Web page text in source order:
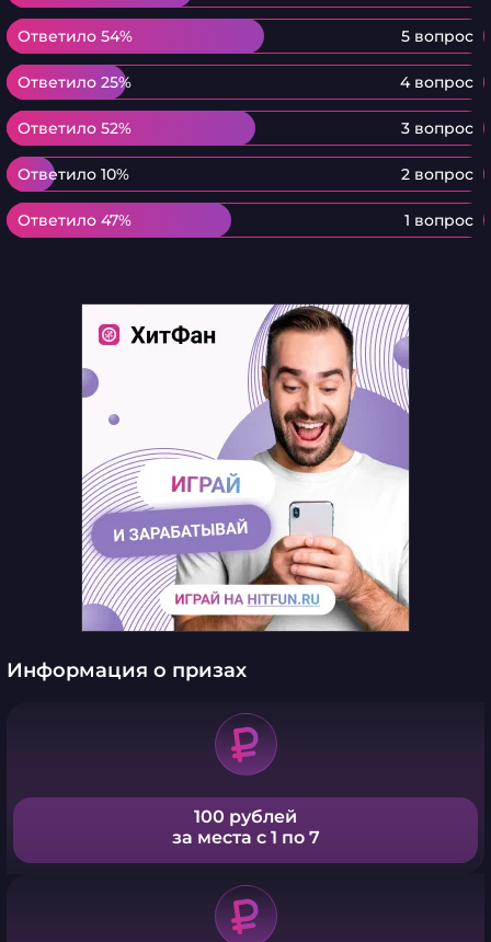
Ответило 54% 5 вопрос
Ответило 54%
Ответило 25% 4 вопрос
Ответило 25%
Ответило 52% 3 вопрос
Ответило 52%
Ответило 10% 2 вопрос
Ответило 10%
Ответило 47% 1 вопрос
Ответило 47%
Информация о призах
100 рублей
за места с 1 по 7